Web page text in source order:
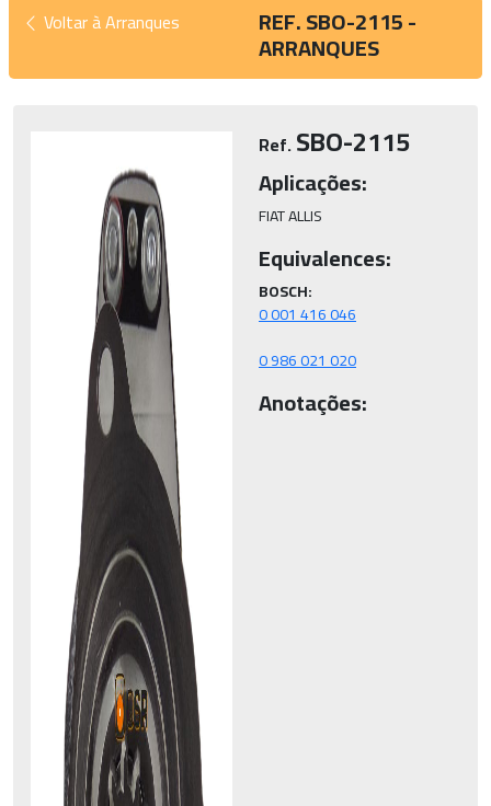
Voltar à Arranques REF. SBO-2115 -
ARRANQUES
Ref.SBO-2115
Aplicações:
FIAT ALLIS
Equivalences:
BOSCH:
0 986 021 020
Anotações: